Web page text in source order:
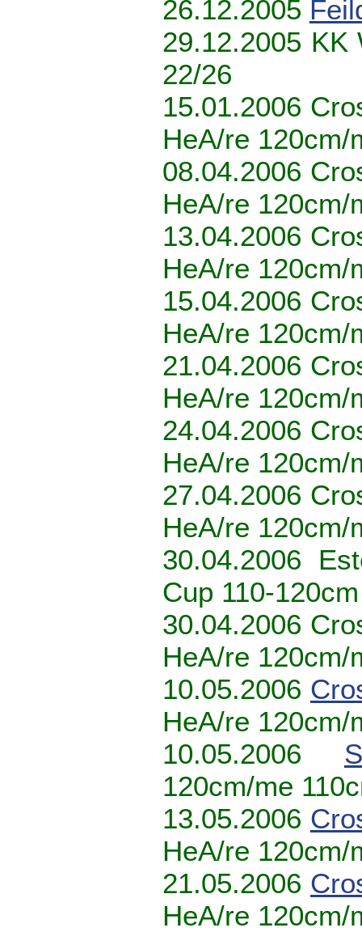
26.12.2005
29.12.2005 KK
22/26
15.01.2006
HeA/re 120cm/
08.04.2006
HeA/re 120cm/
13.04.2006
HeA/re 120cm/
15.04.2006
HeA/re 120cm/
21.04.2006
HeA/re 120cm/
24.04.2006
HeA/re
27.04.2006
HeA/re 120cm/
30.04.2006
Cup 110-
30.04.2006
HeA/re 120cm/
10.05.2006
HeA/re 120cm/
10.05.2006
120cm/me
13.05.2006
HeA/re 120cm/
21.05.2006
HeA/re 120cm/